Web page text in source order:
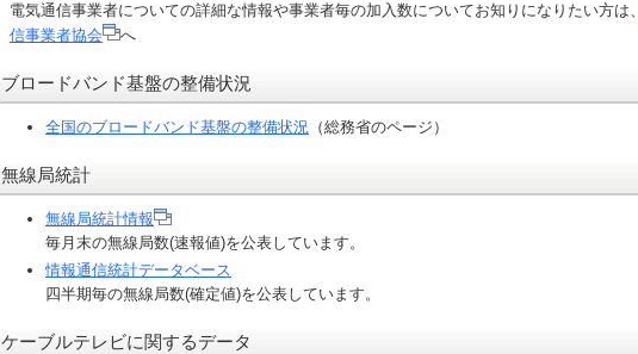
電気通信事業者についての詳細な情報や事業者毎の加入数についてお知りになりたい方は、
信事業者協会
へ
ブロードバンド基盤の整備状況
全国のブロードバンド基盤の整備状況 （総務省のページ）
無線局統計
無線局統計情報
毎月末の無線局数(速報値)を公表しています。
情報通信統計データベース
四半期毎の無線局数(確定値)を公表しています。
ケーブルテレビに関するデータ